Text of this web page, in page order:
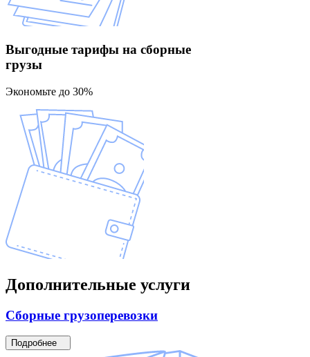
Выгодные тарифы на сборные
грузы
Экономьте до 30%
Дополнительные услуги
Сборные грузоперевозки
Подробнее